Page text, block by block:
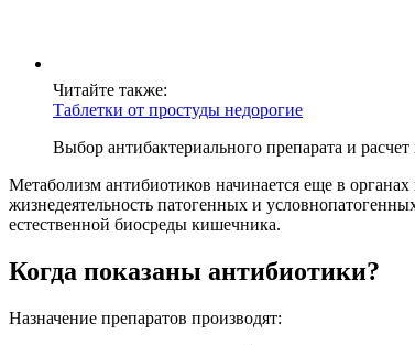
Читайте также:
Таблетки от простуды недорогие
Выбор антибактериального препарата и
Метаболизм антибиотиков начинается еще в
жизнедеятельность патогенных и
естественной биосреды кишечника.
Когда показаны антибиотики?
Назначение препаратов производят: